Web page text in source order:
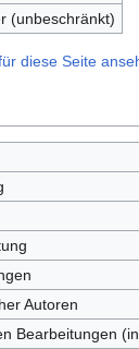
(unbeschränkt)
diese Seite
Autoren
Bearbeitungen